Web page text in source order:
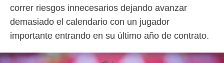
correr riesgos innecesarios dejando avanzar
demasiado el calendario con un jugador
importante entrando en su último año de contrato.